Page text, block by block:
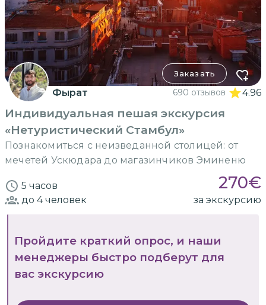
Заказать
Фырат 690 отзывов 4.96
Индивидуальная пешая экскурсия
«Нетуристический Стамбул»
Познакомиться с неизведанной столицей: от
мечетей Ускюдара до магазинчиков Эминеню
5 часов 270€
до 4человек за экскурсию
Пройдите краткий опрос, и наши
менеджеры быстро подберут для
вас экскурсию